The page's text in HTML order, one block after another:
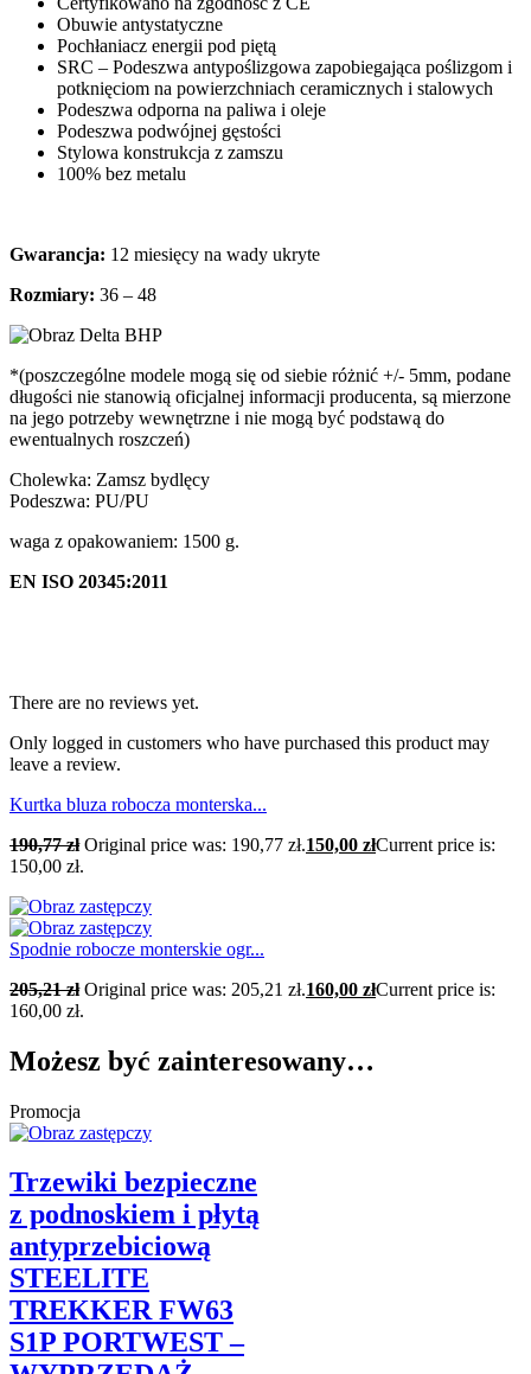
Obuwie antystatyczne
Pochłaniacz energii pod piętą
SRC – Podeszwa antypoślizgowa zapobiegająca poślizgom i
potknięciom na powierzchniach ceramicznych i stalowych
Podeszwa odporna na paliwa i oleje
Podeszwa podwójnej gęstości
Stylowa konstrukcja z zamszu
100% bez metalu
Gwarancja: 12 miesięcy na wady ukryte
Rozmiary: 36 – 48
*(poszczególne modele mogą się od siebie różnić +/- 5mm, podane
długości nie stanowią oficjalnej informacji producenta, są mierzone
na jego potrzeby wewnętrzne i nie mogą być podstawą do
ewentualnych roszczeń)
Cholewka: Zamsz bydlęcy
Podeszwa: PU/PU
waga z opakowaniem: 1500 g.
EN ISO 20345:2011
There are no reviews yet.
Only logged in customers who have purchased this product may
leave a review.
Kurtka bluza robocza monterska...
190,77zł Original price was: 190,77 zł.150,00 złCurrent price is:
150,00 zł.
Spodnie robocze monterskie ogr...
205,21zł Original price was: 205,21 zł.160,00 złCurrent price is:
160,00 zł.
Możesz być zainteresowany…
Promocja
Trzewiki bezpieczne
z podnoskiem i płytą
antyprzebiciową
STEELITE
TREKKER FW63
S1P PORTWEST –